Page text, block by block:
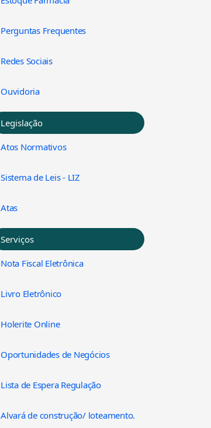
Perguntas Frequentes
Redes Sociais
Ouvidoria
Legislação
Atos Normativos
Sistema de Leis - LIZ
Atas
Serviços
Nota Fiscal Eletrônica
Livro Eletrônico
Holerite Online
Oportunidades de Negócios
Lista de Espera Regulação
Alvará de construção/ loteamento.